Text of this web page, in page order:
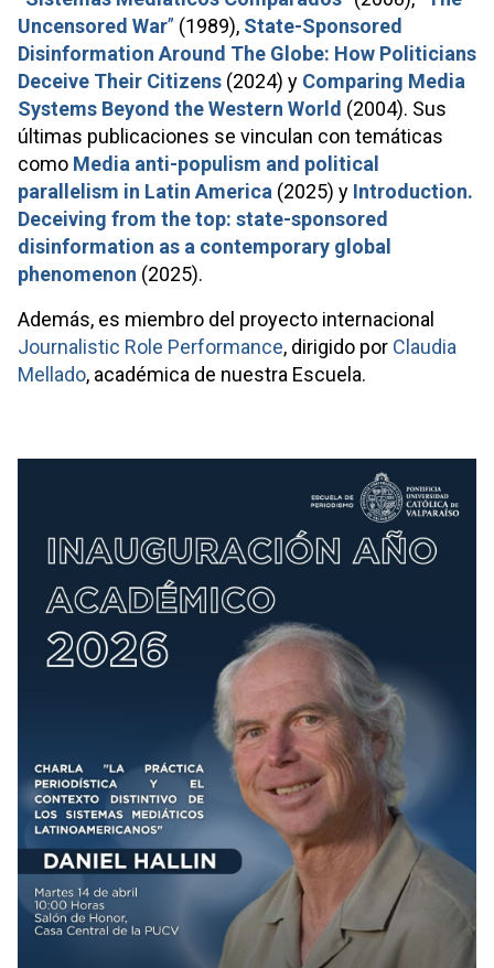
Uncensored War” (1989), State-Sponsored
Disinformation Around The Globe: How Politicians
Deceive Their Citizens (2024) y Comparing Media
Systems Beyond the Western World (2004). Sus
últimas publicaciones se vinculan con temáticas
como Media anti-populism and political
parallelism in Latin America (2025) y Introduction.
Deceiving from the top: state-sponsored
disinformation as a contemporary global
phenomenon (2025).
Además, es miembro del proyecto internacional
Journalistic Role Performance, dirigido por Claudia
Mellado, académica de nuestra Escuela.